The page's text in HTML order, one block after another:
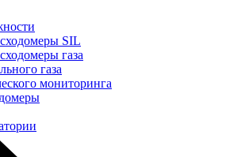
SIL
газа
газа
мониторинга